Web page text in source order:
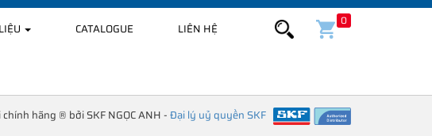
CATALOGUE LIÊN HỆ
0
hãng ® bởi SKF NGỌC ANH -Đại lý uỷ quyền SKF